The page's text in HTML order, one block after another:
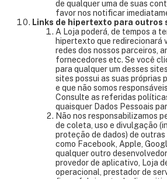
de qualquer uma de suas
favor nos notificar
Links de hipertexto para outros
A Loja poderá, de tempos a
hipertexto que redirecionará
redes dos nossos parceiros,
fornecedores etc. Se você
para qualquer um desses
sites possui as suas próprias
e que não somos
Consulte as referidas
quaisquer Dados Pessoais
Não nos responsabilizamos
de coleta, uso e divulgação
proteção de dados) de
como Facebook, Apple,
qualquer outro
provedor de aplicativo, Loja
operacional, prestador de